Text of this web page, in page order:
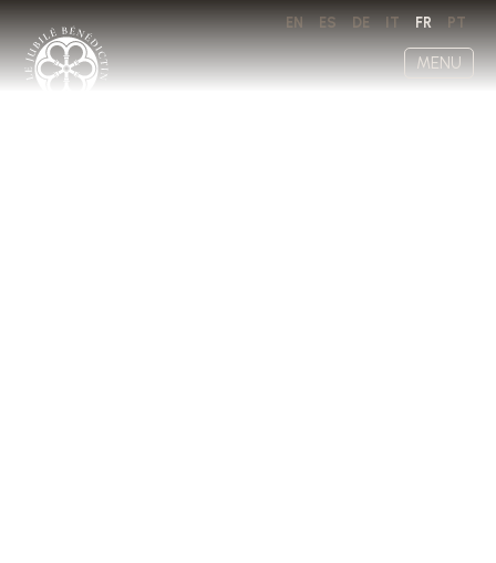
EN ES DE IT FR PT
MENU